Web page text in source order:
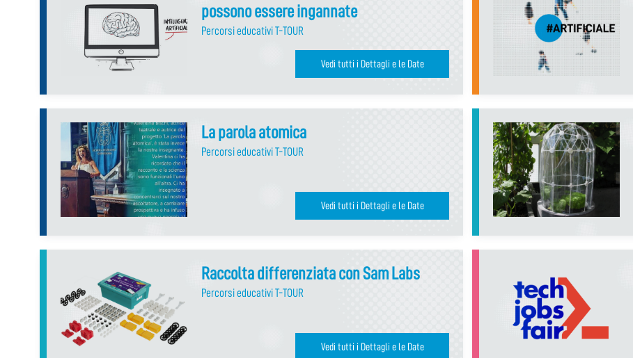
possono essere ingannate
Percorsi educativi T-TOUR
Vedi tutti i Dettagli e le Date
La parola atomica
Percorsi educativi T-TOUR
Vedi tutti i Dettagli e le Date
Raccolta differenziata con Sam Labs
Percorsi educativi T-TOUR
Vedi tutti i Dettagli e le Date